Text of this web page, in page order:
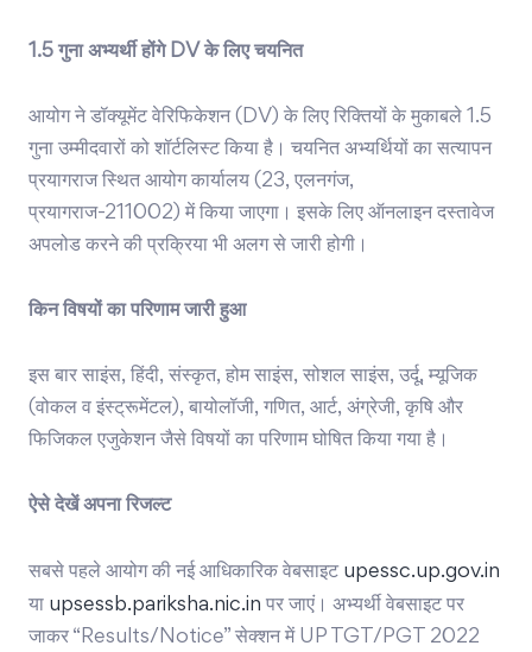
1.5 गुना अभ्यर्थी होंगे DV के लिए चयनित
आयोग ने डॉक्यूमेंट वेरिफिकेशन (DV) के लिए रिक्तियों के मुकाबले 1.5
गुना उम्मीदवारों को शॉर्टलिस्ट किया है। चयनित अभ्यर्थियों का सत्यापन
प्रयागराज स्थित आयोग कार्यालय (23, एलनगंज,
प्रयागराज-211002) में किया जाएगा। इसके लिए ऑनलाइन दस्तावेज
अपलोड करने की प्रक्रिया भी अलग से जारी होगी।
किन विषयों का परिणाम जारी हुआ
इस बार साइंस, हिंदी, संस्कृत, होम साइंस, सोशल साइंस, उर्दू, म्यूजिक
(वोकल व इंस्ट्रूमेंटल), बायोलॉजी, गणित, आर्ट, अंग्रेजी, कृषि और
फिजिकल एजुकेशन जैसे विषयों का परिणाम घोषित किया गया है।
ऐसे देखें अपना रिजल्ट
सबसे पहले आयोग की नई आधिकारिक वेबसाइट upessc.up.gov.in
या upsessb.pariksha.nic.in पर जाएं। अभ्यर्थी वेबसाइट पर
जाकर “Results/Notice” सेक्शन में UP TGT/PGT 2022